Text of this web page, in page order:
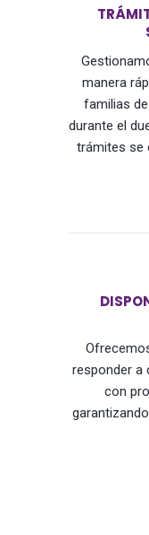
manera
familias
durante el
trámites se
responder a
con